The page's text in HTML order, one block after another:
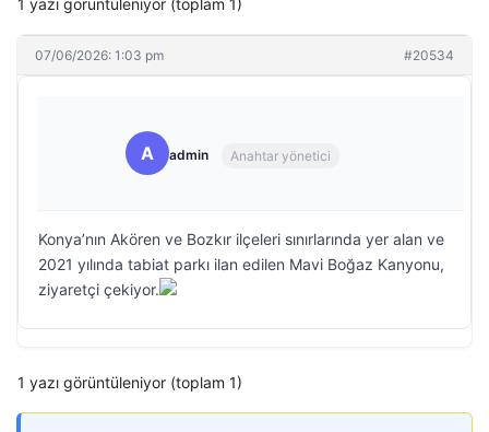
1 yazı görüntüleniyor (toplam 1)
07/06/2026: 1:03 pm #20534
A admin Anahtar yönetici
Konya’nın Akören ve Bozkır ilçeleri sınırlarında yer alan ve
2021 yılında tabiat parkı ilan edilen Mavi Boğaz Kanyonu,
ziyaretçi çekiyor.
1 yazı görüntüleniyor (toplam 1)